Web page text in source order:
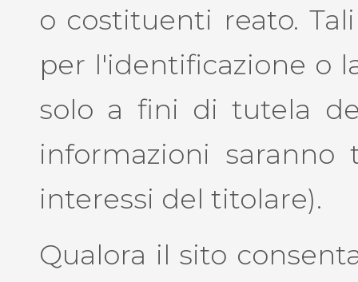
o costituenti reato.
per l'identificazione o
solo a fini di tutela
informazioni
interessi del titolare).
Qualora il sito